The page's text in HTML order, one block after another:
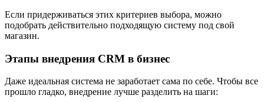
Если придерживаться этих критериев выбора, можно
подобрать действительно подходящую систему под свой
магазин.
Этапы внедрения CRM в бизнес
Даже идеальная система не заработает сама по себе. Чтобы все
прошло гладко, внедрение лучше разделить на шаги: